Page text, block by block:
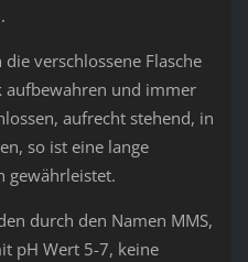
verschlossene Flasche
aufbewahren und immer
aufrecht stehend, in
so ist eine lange
gewährleistet.
durch den Namen MMS,
pH Wert 5-7, keine